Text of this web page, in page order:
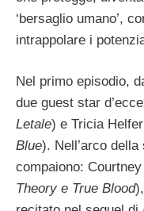
‘bersaglio umano’,
intrappolare i
Nel primo episodio,
due guest star
Letale) e Tricia
Blue). Nell’arco
compaiono:
Theory e True Blood